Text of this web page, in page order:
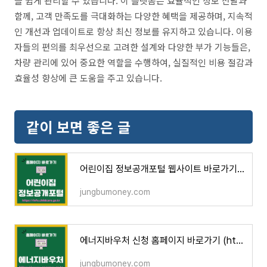
함께, 고객 만족도를 극대화하는 다양한 혜택을 제공하며, 지속적
인 개선과 업데이트로 항상 최신 정보를 유지하고 있습니다. 이용
자들의 편의를 최우선으로 고려한 설계와 다양한 부가 기능들은,
차량 관리에 있어 중요한 역할을 수행하여, 실질적인 비용 절감과
효율성 향상에 큰 도움을 주고 있습니다.
같이 보면 좋은 글
어린이집 정보공개포털 웹사이트 바로가기 (https://info.childcare.go.kr)
jungbumoney.com
에너지바우처 신청 홈페이지 바로가기 (https://www.energyv.or.kr)
jungbumoney.com